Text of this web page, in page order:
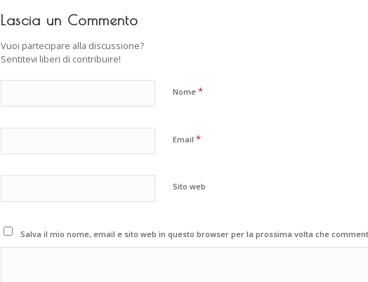
Lascia un Commento
Vuoi partecipare alla discussione?
Sentitevi liberi di contribuire!
Nome *
Email *
Sito web
Salva il mio nome, email e sito web in questo browser per la prossima volta che